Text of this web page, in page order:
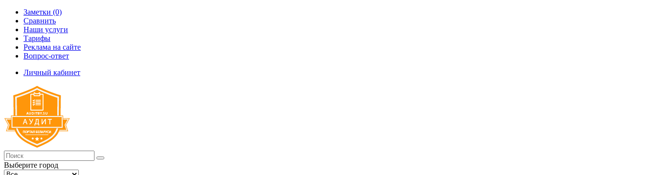
Заметки (0)
Сравнить
Наши услуги
Тарифы
Реклама на сайте
Вопрос-ответ
Личный кабинет
Выберите город